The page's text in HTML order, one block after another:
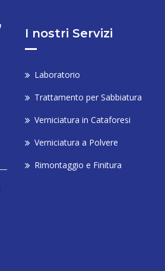
I nostri Servizi
Laboratorio
Trattamento per Sabbiatura
Verniciatura in Cataforesi
Verniciatura a Polvere
Rimontaggio e Finitura